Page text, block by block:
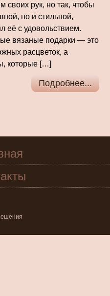
своих рук, но так, чтобы
но и стильной,
её с удовольствием.
вязаные подарки — это
расцветок, а
которые […]
Подробнее...